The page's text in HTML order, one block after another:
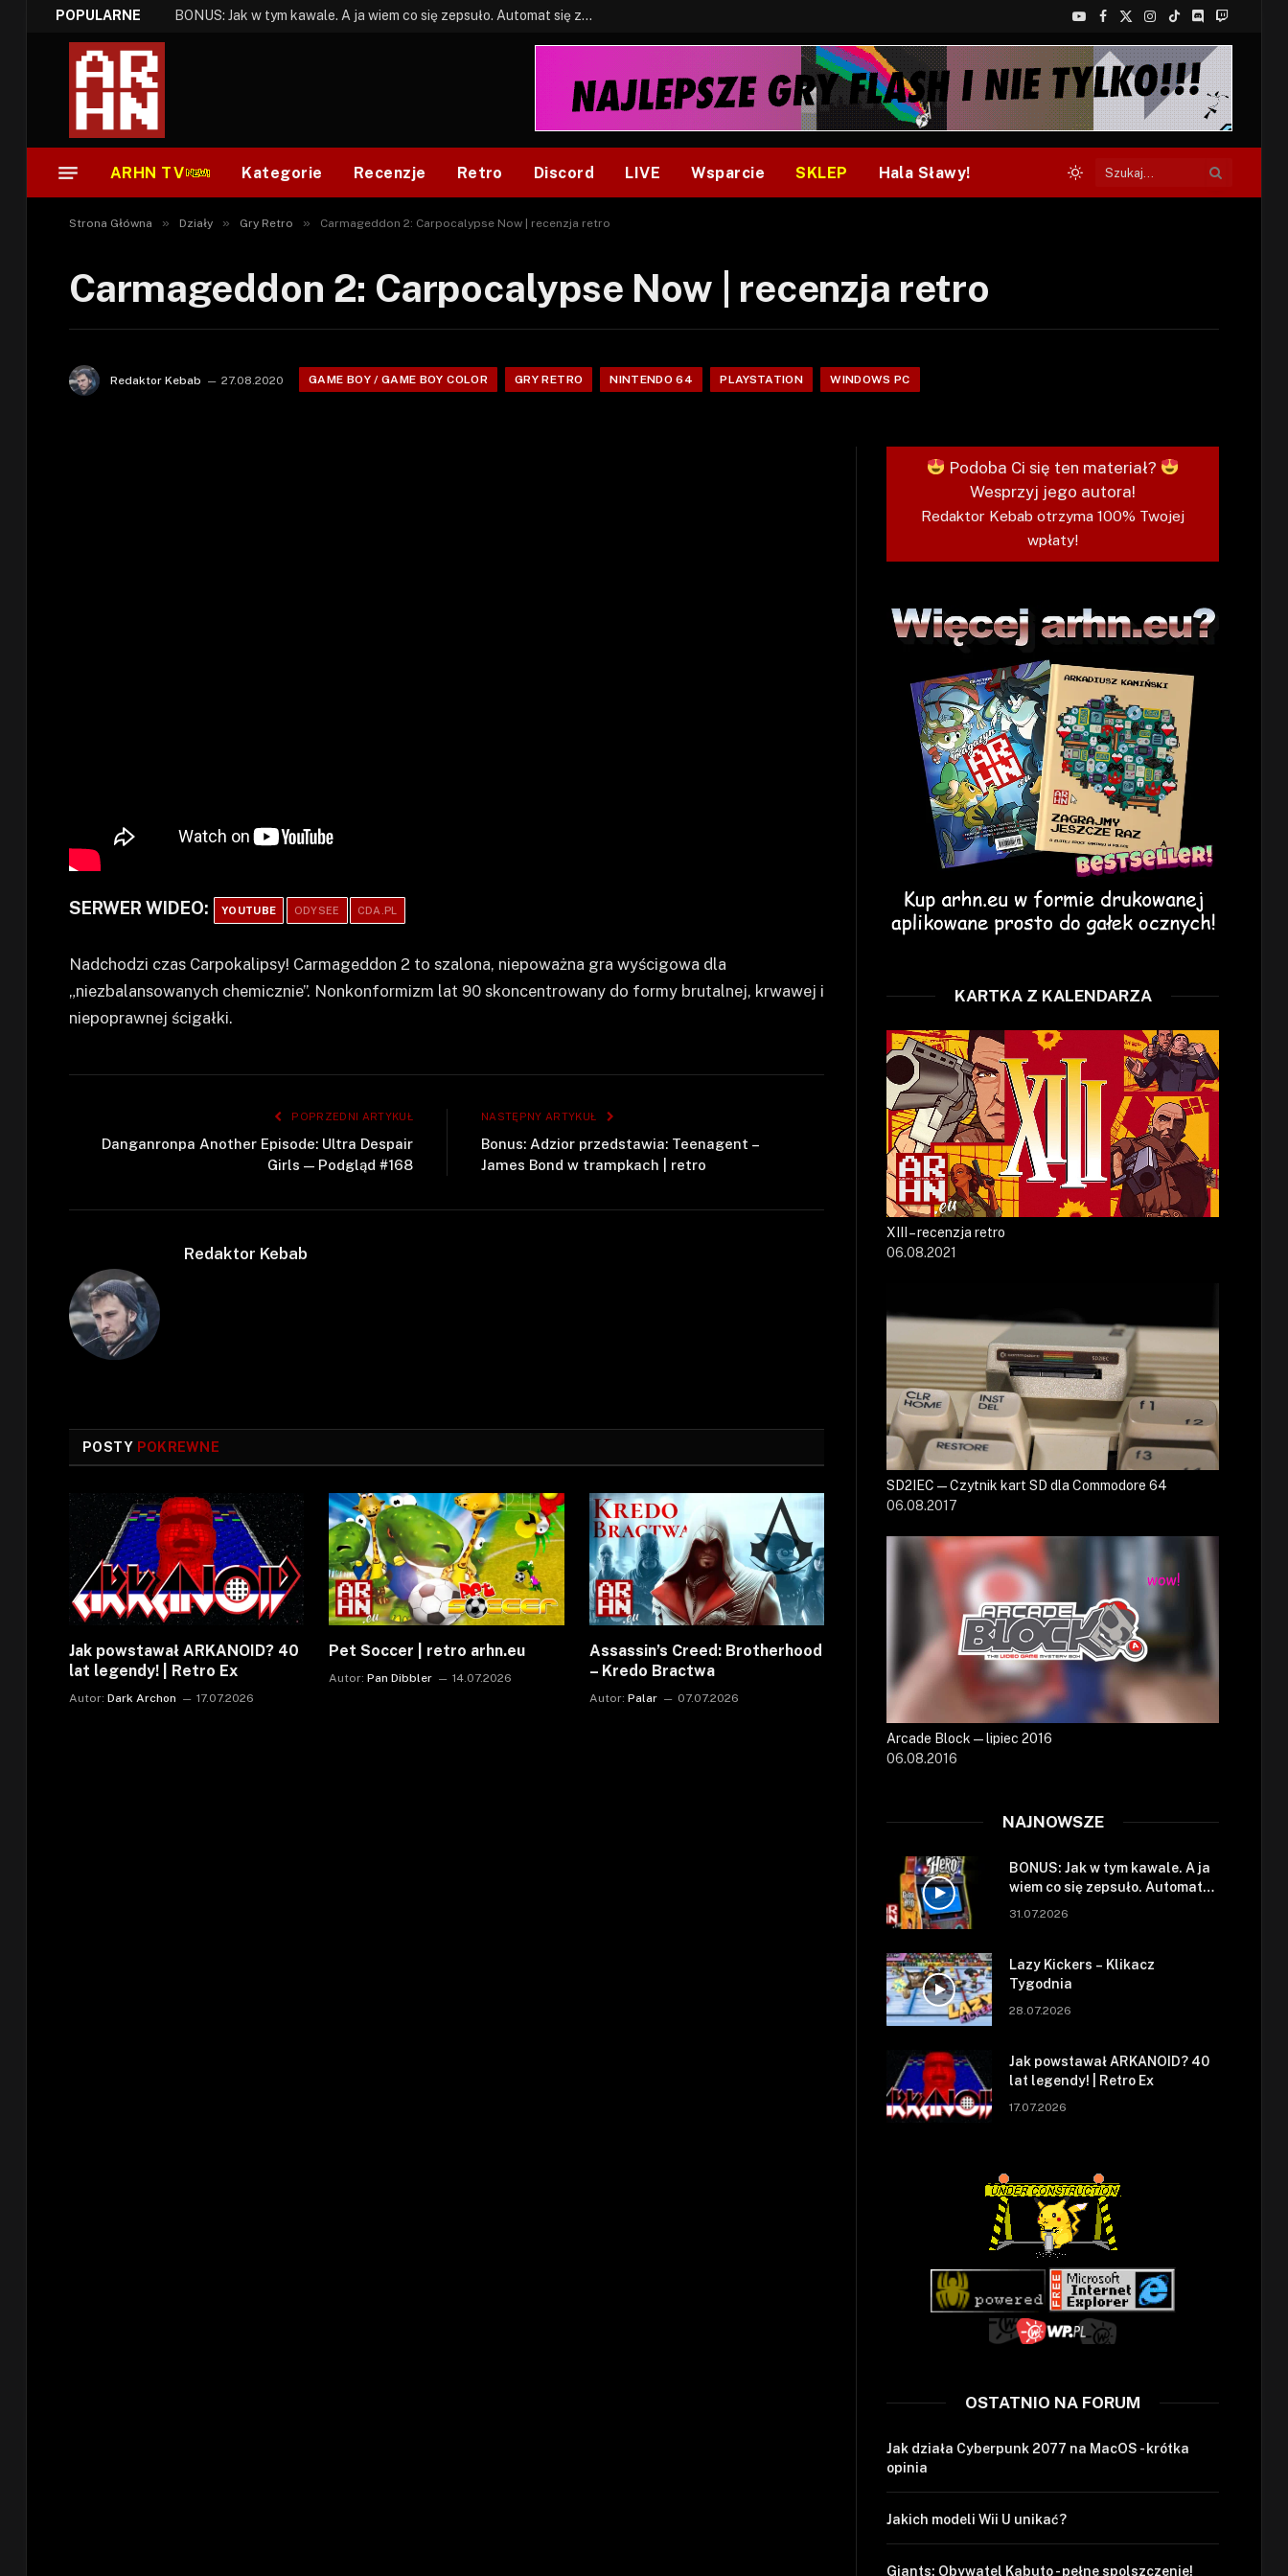
POPULARNE BONUS: Jak w tym kawale. A ja wiem co się zepsuło. Automat się zepsuł.
YouTube
Facebook
X
(Twitter)
Instagram
TikTokDiscordTwitch
ARHN TV Kategorie Recenzje Retro Discord LIVE Wsparcie SKLEP Hala Sławy!
Strona Główna » Działy » Gry Retro » Carmageddon 2: Carpocalypse Now | recenzja retro
Carmageddon 2: Carpocalypse Now | recenzja retro
Redaktor Kebab 27.08.2020 GAME BOY / GAME BOY COLOR GRY RETRO NINTENDO 64 PLAYSTATION WINDOWS PC
SERWER WIDEO: YOUTUBE ODYSEE CDA.PL
Nadchodzi czas Carpokalipsy! Carmageddon 2 to szalona, niepoważna gra wyścigowa dla
„niezbalansowanych chemicznie”. Nonkonformizm lat 90 skoncentrowany do formy brutalnej, krwawej i
niepoprawnej ścigałki.
POPRZEDNI ARTYKUŁ
Danganronpa Another Episode: Ultra Despair
Girls — Podgląd #168
NASTĘPNY ARTYKUŁ
Bonus: Adzior przedstawia: Teenagent –
James Bond w trampkach | retro
Redaktor Kebab
POSTY POKREWNE
Jak powstawał ARKANOID? 40
lat legendy! | Retro Ex
Autor: Dark Archon 17.07.2026
Pet Soccer | retro arhn.eu
Autor: Pan Dibbler 14.07.2026
Assassin’s Creed: Brotherhood
– Kredo Bractwa
Autor: Palar 07.07.2026
Podoba Ci się ten materiał?
Wesprzyj jego autora!
Redaktor Kebab otrzyma 100% Twojej
wpłaty!
KARTKA Z KALENDARZA
XIII – recenzja retro
06.08.2021
SD2IEC — Czytnik kart SD dla Commodore 64
06.08.2017
Arcade Block — lipiec 2016
06.08.2016
NAJNOWSZE
BONUS: Jak w tym kawale. A ja
wiem co się zepsuło. Automat
się zepsuł.
31.07.2026
Lazy Kickers – Klikacz
Tygodnia
28.07.2026
Jak powstawał ARKANOID? 40
lat legendy! | Retro Ex
17.07.2026
OSTATNIO NA FORUM
Jak działa Cyberpunk 2077 na MacOS - krótka
opinia
Jakich modeli Wii U unikać?
Giants: Obywatel Kabuto - pełne spolszczenie!